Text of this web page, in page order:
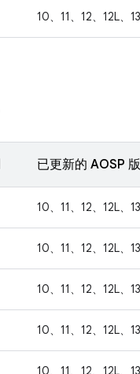
10、11、12、12L、13
已更新的 AOSP
10、11、12、12L、13
10、11、12、12L、13
10、11、12、12L、13
10、11、12、12L、13
10、11、12、12L、13